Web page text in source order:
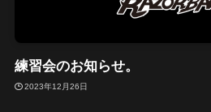
練習会のお知らせ。
2023年12月26日